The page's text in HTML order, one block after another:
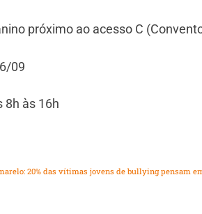
próximo ao acesso C
09
8h às 16h